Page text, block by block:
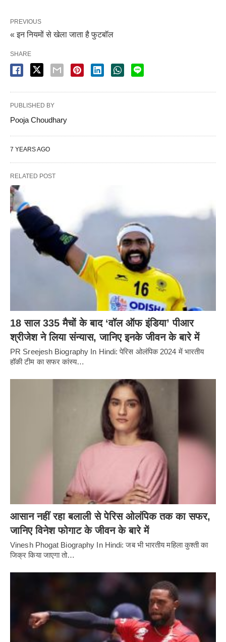
PREVIOUS
« इन नियमों से खेला जाता है फुटबॉल
SHARE
PUBLISHED BY
Pooja Choudhary
7 YEARS AGO
RELATED POST
18 साल 335 मैचों के बाद ‘वॉल ऑफ इंडिया’ पीआर
श्रीजेश ने लिया संन्यास, जानिए इनके जीवन के बारे में
PR Sreejesh Biography In Hindi: पेरिस ओलंपिक 2024 में भारतीय
हॉकी टीम का सफर कांस्य…
आसान नहीं रहा बलाली से पेरिस ओलंपिक तक का सफर,
जानिए विनेश फोगाट के जीवन के बारे में
Vinesh Phogat Biography In Hindi: जब भी भारतीय महिला कुश्ती का
जिक्र किया जाएगा तो…